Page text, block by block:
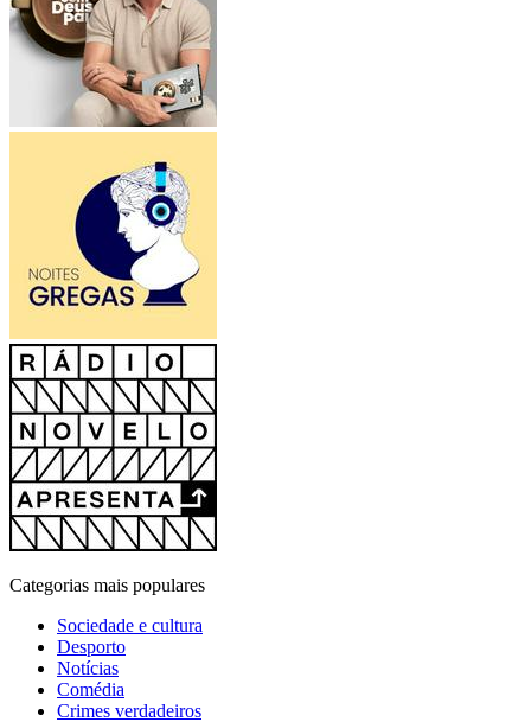
Categorias mais populares
Sociedade e cultura
Desporto
Notícias
Comédia
Crimes verdadeiros